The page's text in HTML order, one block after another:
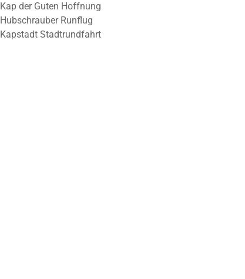
Kap der Guten Hoffnung
Hubschrauber Runflug
Kapstadt Stadtrundfahrt